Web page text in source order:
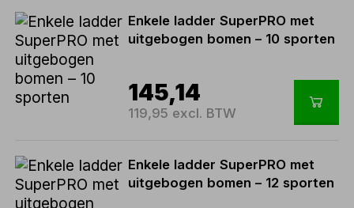
Enkele ladder SuperPRO met
uitgebogen bomen – 10 sporten
145,14
119,95 excl. BTW
Enkele ladder SuperPRO met
uitgebogen bomen – 12 sporten